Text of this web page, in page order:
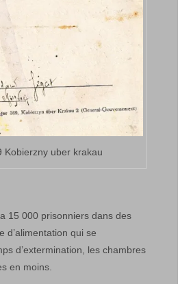
Kobierzny uber krakau
15 000 prisonniers dans des
d’alimentation qui se
d’extermination, les chambres
en moins.